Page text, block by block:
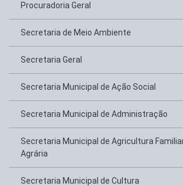
Procuradoria Geral
Secretaria de Meio Ambiente
Secretaria Geral
Secretaria Municipal de Ação Social
Secretaria Municipal de Administração
Secretaria Municipal de Agricultura
Agrária
Secretaria Municipal de Cultura